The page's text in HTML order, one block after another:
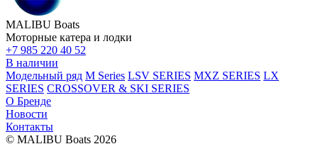
MALIBU Boats
Моторные катера и лодки
+7 985 220 40 52
В наличии
Модельный ряд M Series LSV SERIES MXZ SERIES LX
SERIES CROSSOVER & SKI SERIES
О Бренде
Новости
Контакты
© MALIBU Boats 2026